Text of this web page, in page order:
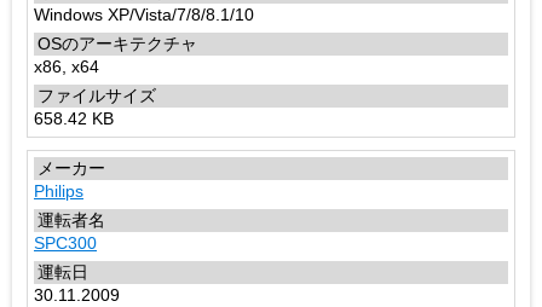
Windows XP/Vista/7/8/8.1/10
x86, x64
658.42 KB
Philips
SPC300
30.11.2009